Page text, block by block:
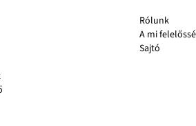
RólunkA
link
A mi
Sajtó